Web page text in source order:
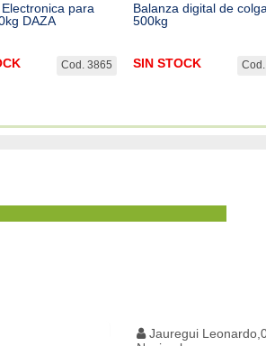
para
DAZA
Cod. 3865
Balanza digital de
500kg
SIN STOCK
Jauregui